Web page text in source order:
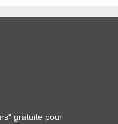
gratuite pour